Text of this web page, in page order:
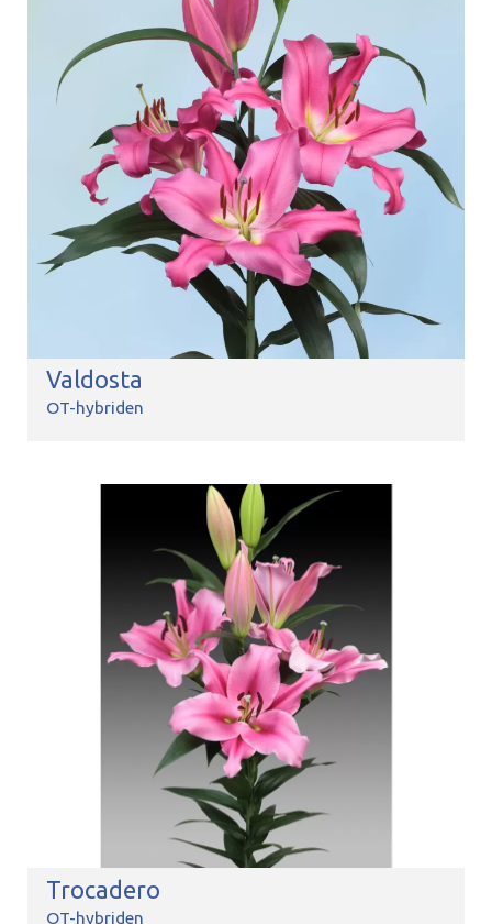
Valdosta
OT-hybriden
Trocadero
OT-hybriden